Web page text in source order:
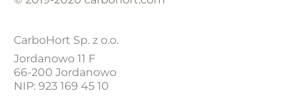
CarboHort Sp. z o.o.
Jordanowo 11 F
66-200 Jordanowo
NIP: 923 169 45 10